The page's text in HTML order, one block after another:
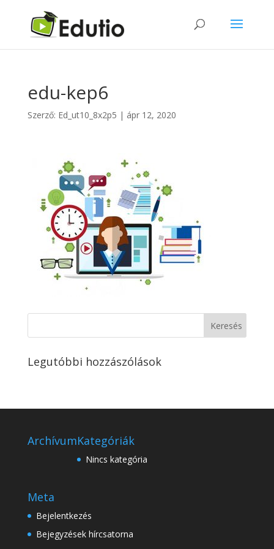
edu-kep6
Szerző: Ed_ut10_8x2p5 | ápr 12, 2020
Legutóbbi hozzászólások
ArchívumKategóriák
Nincs kategória
Meta
Bejelentkezés
Bejegyzések hírcsatorna